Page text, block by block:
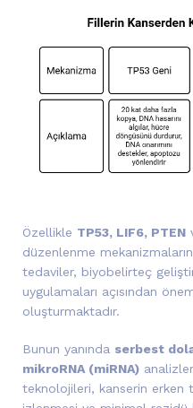
Özellikle TP53, LIF6, PTEN
düzenlenme
tedaviler, biyobelirteç
uygulamaları açısından
oluşturmaktadır.
Bunun yanında serbest
mikroRNA (miRNA)
teknolojileri, kanserin erken